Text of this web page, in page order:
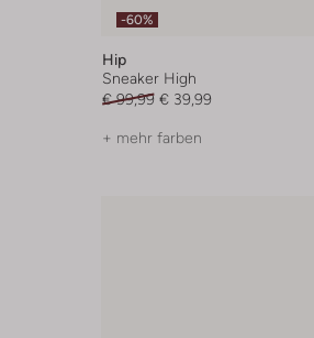
-60%
Hip
Sneaker High
€ 99,99 € 39,99
+ mehr farben